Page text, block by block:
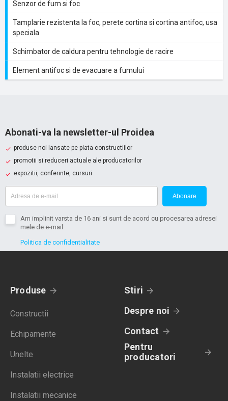
Senzor de fum si foc
Tamplarie rezistenta la foc, perete cortina si cortina antifoc, usa
speciala
Schimbator de caldura pentru tehnologie de racire
Element antifoc si de evacuare a fumului
Abonati-va la newsletter-ul Proidea
produse noi lansate pe piata constructiilor
promotii si reduceri actuale ale producatorilor
expozitii, conferinte, cursuri
Abonare
Am implinit varsta de 16 ani si sunt de acord cu procesarea adresei
mele de e-mail.
Politica de confidentialitate
Produse
Constructii
Echipamente
Unelte
Instalatii electrice
Instalatii mecanice
Stiri
Despre noi
Contact
Pentru
producatori